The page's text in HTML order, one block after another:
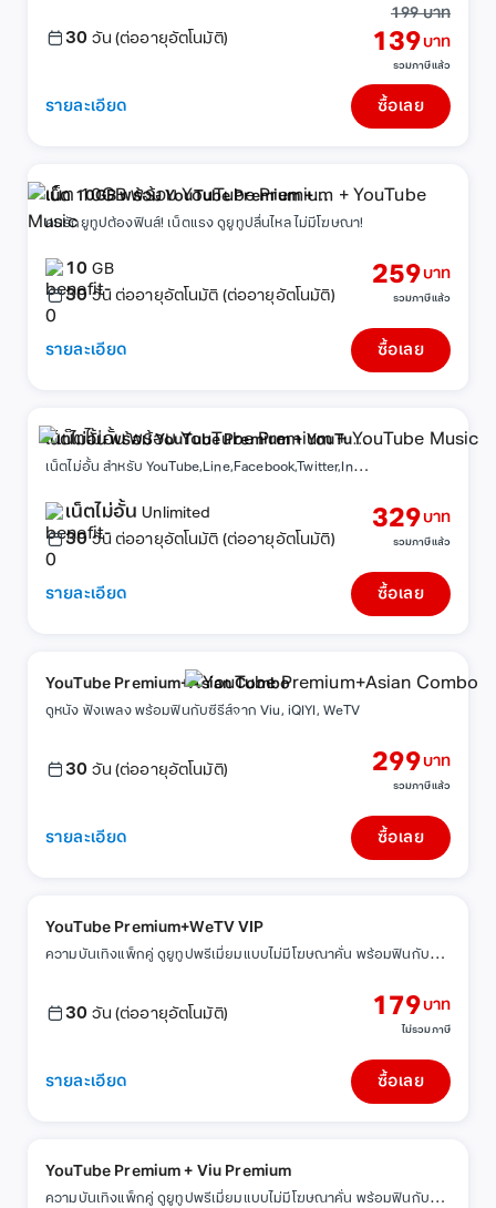
30 วัน (ต่ออายุอัตโนมัติ)
199 บาท
139 บาท
รวมภาษีแล้ว
รายละเอียด ซื้อเลย
เน็ต 10GB พร้อม YouTube Premium +
YouTube Music
คนรักยูทูปต้องฟินส์! เน็ตแรง ดูยูทูปลื่นไหล ไม่มีโฆษณา!
10GB
30 วัน ต่ออายุอัตโนมัติ (ต่ออายุอัตโนมัติ)
259 บาท
รวมภาษีแล้ว
รายละเอียด ซื้อเลย
เน็ตไม่อั้น พร้อม YouTube Premium + YouTube
Music
เ
น็ตไม่อั้น สำหรับ YouTube,Line,Facebook,Twitter,Instagram
เน็ตไม่อั้นUnlimited
30 วัน ต่ออายุอัตโนมัติ (ต่ออายุอัตโนมัติ)
329 บาท
รวมภาษีแล้ว
รายละเอียด ซื้อเลย
YouTube Premium+Asian Combo
ดูหนัง ฟังเพลง พร้อมฟินกับซีรีส์จาก Viu, iQIYI, WeTV
30 วัน (ต่ออายุอัตโนมัติ) 299 บาท
รวมภาษีแล้ว
รายละเอียด ซื้อเลย
YouTube Premium+WeTV VIP
ค
วามบันเทิงแพ็กคู่ ดูยูทูปพรีเมี่ยมแบบไม่มีโฆษณาคั่น พร้อมฟินกับซีรีส์จีน
30 วัน (ต่ออายุอัตโนมัติ) 179 บาท
ไม่รวมภาษี
รายละเอียด ซื้อเลย
YouTube Premium + Viu Premium
ค
วามบันเทิงแพ็กคู่ ดูยูทูปพรีเมี่ยมแบบไม่มีโฆษณาคั่น พร้อมฟินกับซีรีส์เกาหลี